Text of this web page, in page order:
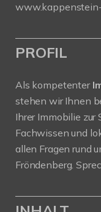
PROFIL
Als kompetenter
stehen wir Ihnen
Ihrer Immobilie zur
Fachwissen und
allen Fragen rund
Fröndenberg.